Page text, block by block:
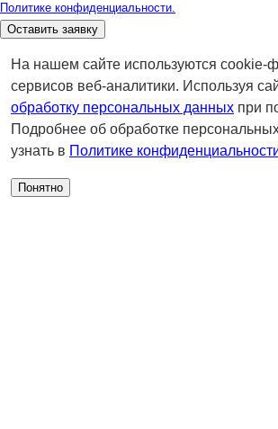
Политике конфиденциальности.
Оставить заявку
На нашем сайте используются cookie-
сервисов веб-аналитики. Используя
обработку персональных данных при
Подробнее об обработке
узнать в Политике
Понятно